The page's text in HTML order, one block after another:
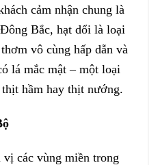
cảm nhận chung là
Bắc, hạt dổi là loại
vô cùng hấp dẫn và
lá mắc mật – một loại
hầm hay thịt nướng.